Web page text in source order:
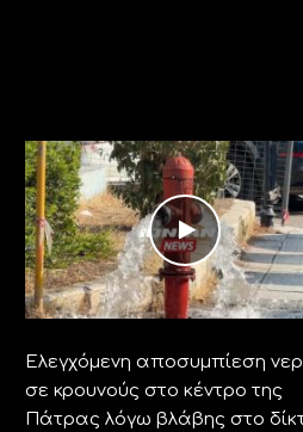
Ελεγχόμενη αποσυμπίεση
σε κρουνούς στο κέντρο της
Πάτρας λόγω βλάβης στο